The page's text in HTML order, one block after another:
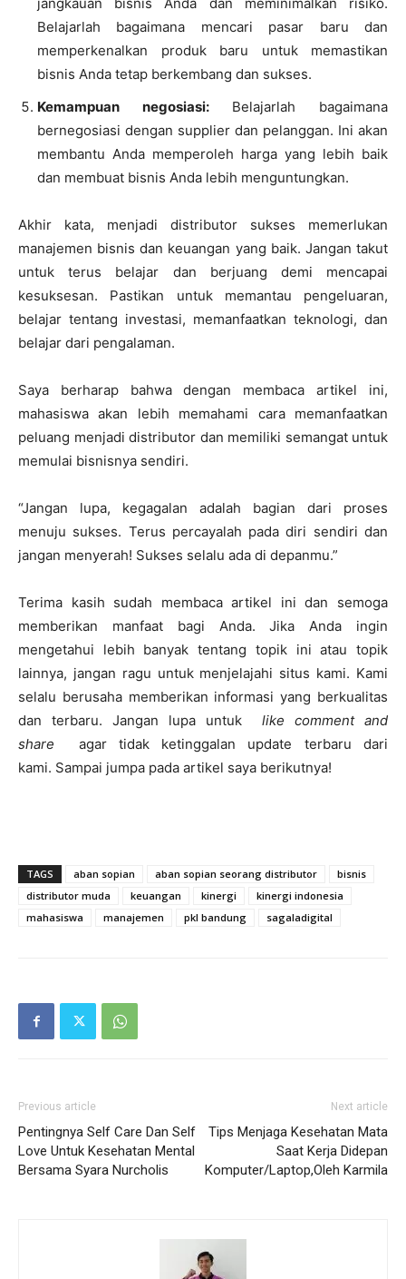
Belajarlah bagaimana mencari pasar baru dan
memperkenalkan produk baru untuk memastikan
bisnis Anda tetap berkembang dan sukses.
Kemampuan negosiasi:Belajarlah bagaimana
bernegosiasi dengan supplier dan pelanggan. Ini akan
membantu Anda memperoleh harga yang lebih baik
dan membuat bisnis Anda lebih menguntungkan.
Akhir kata, menjadi distributor sukses memerlukan
manajemen bisnis dan keuangan yang baik. Jangan takut
untuk terus belajar dan berjuang demi mencapai
kesuksesan. Pastikan untuk memantau pengeluaran,
belajar tentang investasi, memanfaatkan teknologi, dan
belajar dari pengalaman.
Saya berharap bahwa dengan membaca artikel ini,
mahasiswa akan lebih memahami cara memanfaatkan
peluang menjadi distributor dan memiliki semangat untuk
memulai bisnisnya sendiri.
“Jangan lupa, kegagalan adalah bagian dari proses
menuju sukses. Terus percayalah pada diri sendiri dan
jangan menyerah! Sukses selalu ada di depanmu.”
Terima kasih sudah membaca artikel ini dan semoga
memberikan manfaat bagi Anda. Jika Anda ingin
mengetahui lebih banyak tentang topik ini atau topik
lainnya, jangan ragu untuk menjelajahi situs kami. Kami
selalu berusaha memberikan informasi yang berkualitas
dan terbaru. Jangan lupa untuk like comment and
share agar tidak ketinggalan update terbaru dari
kami. Sampai jumpa pada artikel saya berikutnya!
TAGS aban sopian aban sopian seorang distributor
bisnis
distributor muda
keuangan kinergi
kinergi indonesia
mahasiswa
manajemen pkl bandung sagaladigital
Previous article
Pentingnya Self Care Dan Self
Love Untuk Kesehatan Mental
Bersama Syara Nurcholis
Next article
Tips Menjaga Kesehatan Mata
Saat Kerja Didepan
Komputer/Laptop,Oleh Karmila